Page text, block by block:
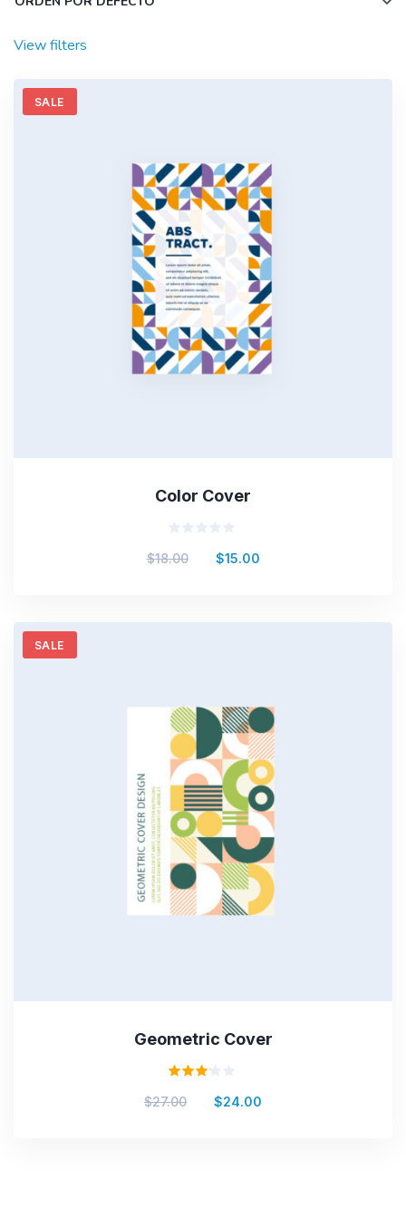
View filters
SALE
Color Cover
en
$18.00 $15.00
SALE
Geometric Cover
en
$27.00 $24.00